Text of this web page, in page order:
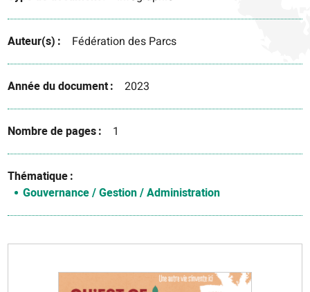
Auteur(s) Fédération des Parcs
Année du document 2023
Nombre de pages 1
Thématique
Gouvernance / Gestion / Administration